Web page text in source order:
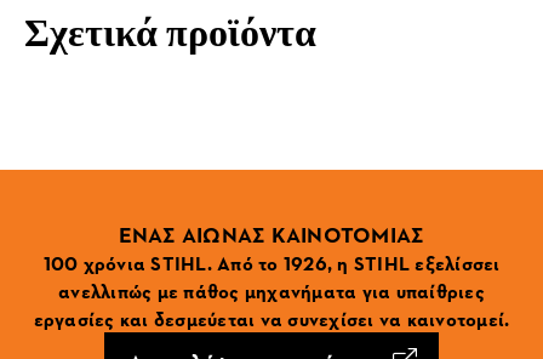
Σχετικά προϊόντα
ΕΝΑΣ ΑΙΩΝΑΣ ΚΑΙΝΟΤΟΜΙΑΣ
100 χρόνια STIHL. Από το 1926, η STIHL εξελίσσει
ανελλιπώς με πάθος μηχανήματα για υπαίθριες
εργασίες και δεσμεύεται να συνεχίσει να καινοτομεί.